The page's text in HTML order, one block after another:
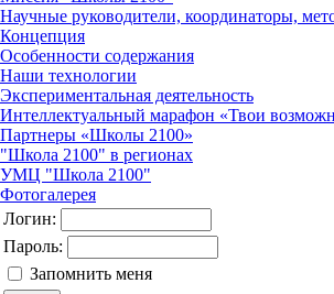
Научные руководители, координаторы,
Концепция
Особенности содержания
Наши технологии
Экспериментальная деятельность
Интеллектуальный марафон «Твои
Партнеры «Школы 2100»
"Школа 2100" в регионах
УМЦ "Школа 2100"
Фотогалерея
Логин:
Пароль:
Запомнить меня